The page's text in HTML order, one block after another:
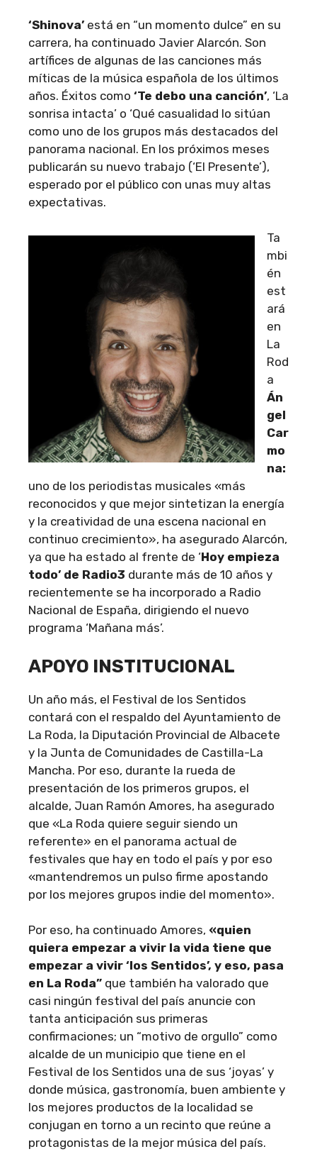
‘Shinova’ está en “un momento dulce” en su
carrera, ha continuado Javier Alarcón. Son
artífices de algunas de las canciones más
míticas de la música española de los últimos
años. Éxitos como ‘Te debo una canción’, ‘La
sonrisa intacta’ o ‘Qué casualidad lo sitúan
como uno de los grupos más destacados del
panorama nacional. En los próximos meses
publicarán su nuevo trabajo (‘El Presente’),
esperado por el público con unas muy altas
expectativas.
Ta
mbi
én
est
ará
en
La
Rod
a
Án
gel
Car
mo
na:
uno de los periodistas musicales «más
reconocidos y que mejor sintetizan la energía
y la creatividad de una escena nacional en
continuo crecimiento», ha asegurado Alarcón,
ya que ha estado al frente de ‘Hoy empieza
todo’ de Radio3 durante más de 10 años y
recientemente se ha incorporado a Radio
Nacional de España, dirigiendo el nuevo
programa ‘Mañana más’.
APOYO INSTITUCIONAL
Un año más, el Festival de los Sentidos
contará con el respaldo del Ayuntamiento de
La Roda, la Diputación Provincial de Albacete
y la Junta de Comunidades de Castilla-La
Mancha. Por eso, durante la rueda de
presentación de los primeros grupos, el
alcalde, Juan Ramón Amores, ha asegurado
que «La Roda quiere seguir siendo un
referente» en el panorama actual de
festivales que hay en todo el país y por eso
«mantendremos un pulso firme apostando
por los mejores grupos indie del momento».
Por eso, ha continuado Amores, «quien
quiera empezar a vivir la vida tiene que
empezar a vivir ‘los Sentidos’, y eso, pasa
en La Roda” que también ha valorado que
casi ningún festival del país anuncie con
tanta anticipación sus primeras
confirmaciones; un “motivo de orgullo” como
alcalde de un municipio que tiene en el
Festival de los Sentidos una de sus ‘joyas’ y
donde música, gastronomía, buen ambiente y
los mejores productos de la localidad se
conjugan en torno a un recinto que reúne a
protagonistas de la mejor música del país.